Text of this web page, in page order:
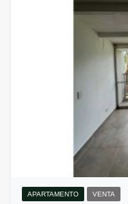
APARTAMENTO VENTA